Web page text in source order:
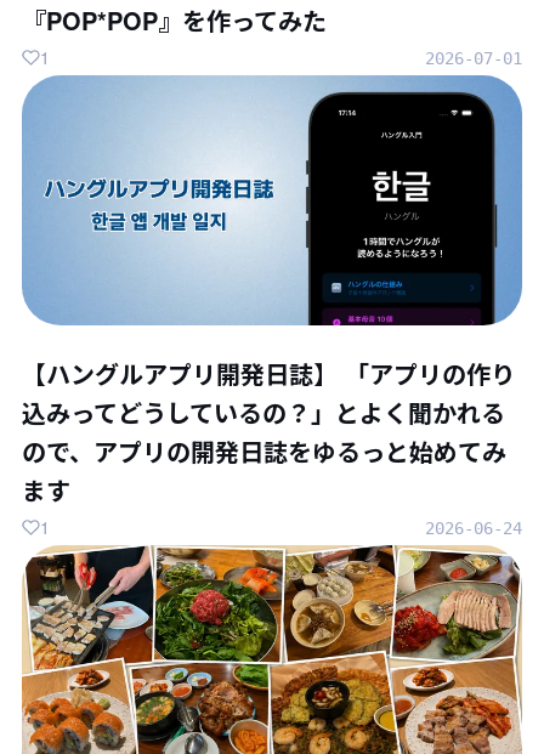
『POP*POP』を作ってみた
2026-07-01
1
【ハングルアプリ開発日誌】 「アプリの作り
込みってどうしているの？」とよく聞かれる
ので、アプリの開発日誌をゆるっと始めてみ
ます
2026-06-24
1